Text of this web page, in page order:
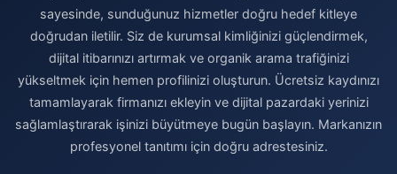
sayesinde, sunduğunuz hizmetler doğru hedef kitleye
doğrudan iletilir. Siz de kurumsal kimliğinizi güçlendirmek,
dijital itibarınızı artırmak ve organik arama trafiğinizi
yükseltmek için hemen profilinizi oluşturun. Ücretsiz kaydınızı
tamamlayarak firmanızı ekleyin ve dijital pazardaki yerinizi
sağlamlaştırarak işinizi büyütmeye bugün başlayın. Markanızın
profesyonel tanıtımı için doğru adrestesiniz.